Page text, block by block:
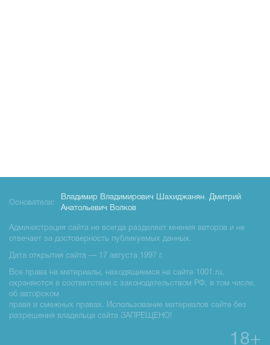
Основатели:
Владимир Владимирович Шахиджанян, Дмитрий
Анатольевич Волков
Администрация сайта не всегда разделяет мнения авторов и не
отвечает за достоверность публикуемых данных.
Дата открытия сайта — 17 августа 1997 г.
Все права на материалы, находящиемся на сайте 1001.ru,
охраняются в соответствии с законодательством РФ, в том числе,
об авторском
праве и смежных правах. Использование материалов сайте без
разрешения владельца сайта ЗАПРЕЩЕНО!
18+